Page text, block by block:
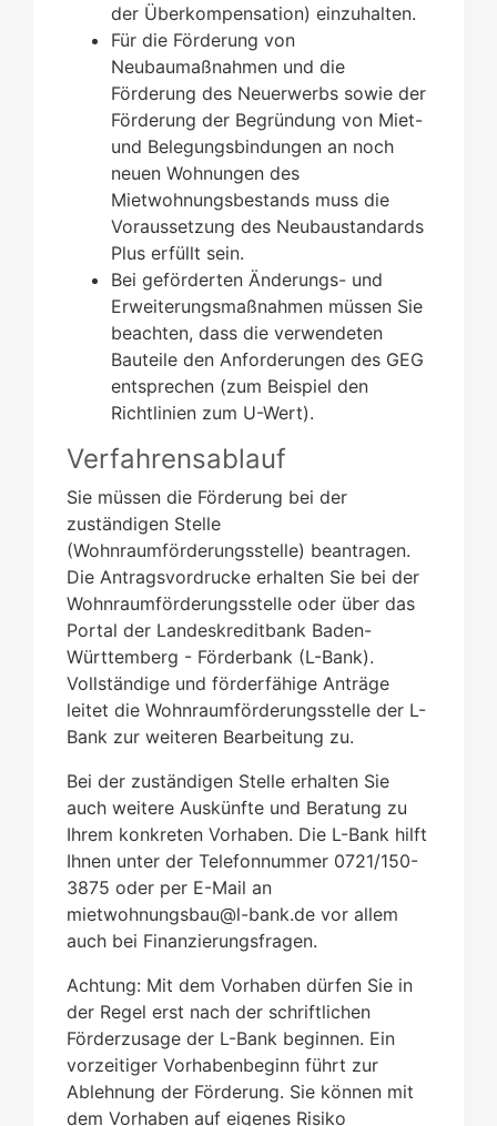
der Überkompensation) einzuhalten.
Für die Förderung von
Neubaumaßnahmen und die
Förderung des Neuerwerbs sowie der
Förderung der Begründung von Miet-
und Belegungsbindungen an noch
neuen Wohnungen des
Mietwohnungsbestands muss die
Voraussetzung des Neubaustandards
Plus erfüllt sein.
Bei geförderten Änderungs- und
Erweiterungsmaßnahmen müssen Sie
beachten, dass die verwendeten
Bauteile den Anforderungen des GEG
entsprechen (zum Beispiel den
Richtlinien zum U-Wert).
Verfahrensablauf
Sie müssen die Förderung bei der
zuständigen Stelle
(Wohnraumförderungsstelle) beantragen.
Die Antragsvordrucke erhalten Sie bei der
Wohnraumförderungsstelle oder über das
Portal der Landeskreditbank Baden-
Württemberg - Förderbank (L-Bank).
Vollständige und förderfähige Anträge
leitet die Wohnraumförderungsstelle der L-
Bank zur weiteren Bearbeitung zu.
Bei der zuständigen Stelle erhalten Sie
auch weitere Auskünfte und Beratung zu
Ihrem konkreten Vorhaben. Die L-Bank hilft
Ihnen unter der Telefonnummer 0721/150-
3875 oder per E-Mail an
mietwohnungsbau@l-bank.de vor allem
auch bei Finanzierungsfragen.
Achtung: Mit dem Vorhaben dürfen Sie in
der Regel erst nach der schriftlichen
Förderzusage der L-Bank beginnen. Ein
vorzeitiger Vorhabenbeginn führt zur
Ablehnung der Förderung. Sie können mit
dem Vorhaben auf eigenes Risiko